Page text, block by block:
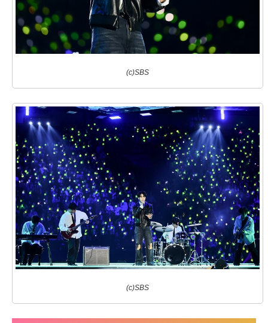
(c)SBS
(c)SBS